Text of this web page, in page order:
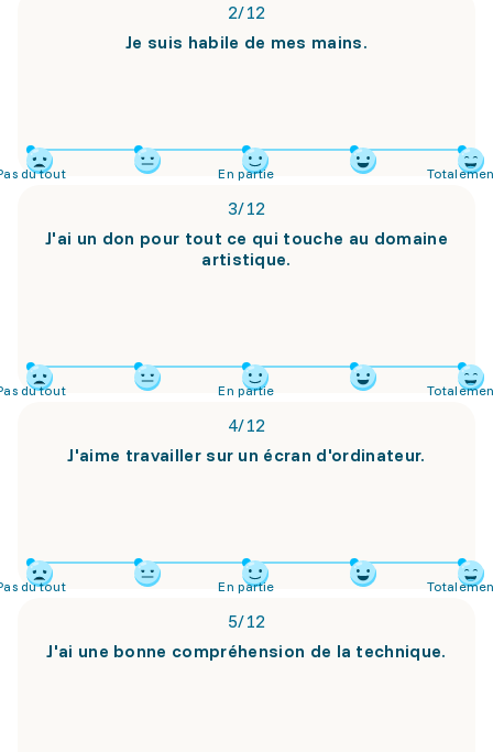
2/12
Je suis habile de mes mains.
du tout En partie
3/12
J'ai un don pour tout ce qui touche au domaine
artistique.
du tout En partie
4/12
J'aime travailler sur un écran d'ordinateur.
du tout En partie
5/12
J'ai une bonne compréhension de la technique.